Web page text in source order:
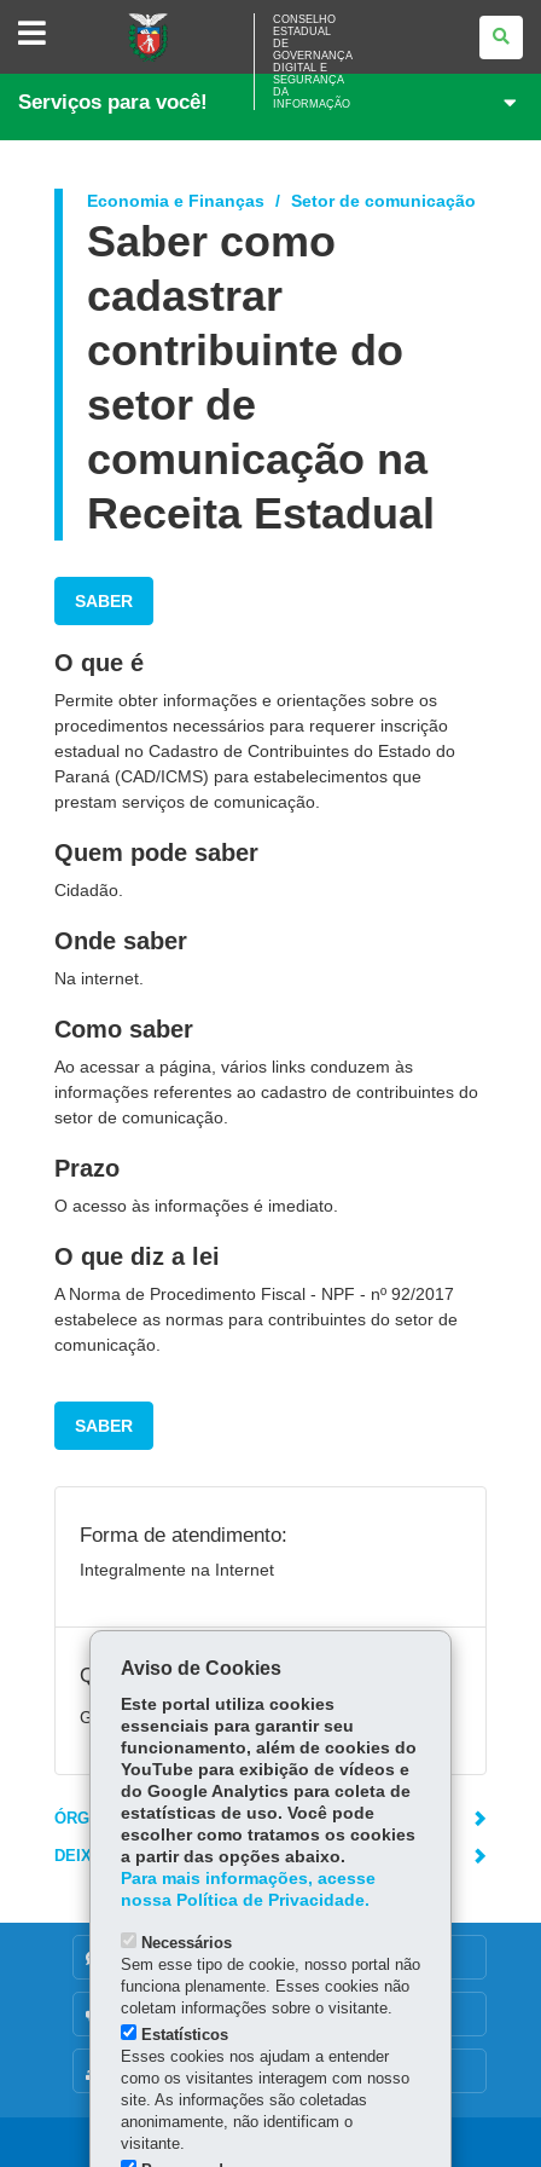
CONSELHO
ESTADUAL
GOVERNANÇA
E
DA
CONSELHO
ESTADUAL
DE
GOVERNANÇA
DIGITAL E
SEGURANÇA
DA
INFORMAÇÃO
Serviços para você!
Economia e Finanças Setor de comunicação
Saber como
cadastrar
contribuinte do
setor de
comunicação na
Receita Estadual
SABER
O que é
Permite obter informações e orientações sobre os
procedimentos necessários para requerer inscrição
estadual no Cadastro de Contribuintes do Estado do
Paraná (CAD/ICMS) para estabelecimentos que
prestam serviços de comunicação.
Quem pode saber
Cidadão.
Onde saber
Na internet.
Como saber
Ao acessar a página, vários links conduzem às
informações referentes ao cadastro de contribuintes do
setor de comunicação.
Prazo
O acesso às informações é imediato.
O que diz a lei
A Norma de Procedimento Fiscal - NPF - nº 92/2017
estabelece as normas para contribuintes do setor de
comunicação.
SABER
Forma de atendimento:
Integralmente na Internet
Quanto custa:
Gratuito.
ÓRGÃO RESPONSÁVEL
DEIXE SUA OPINIÃO
MAPA DO SITE
DENUNCIE CORRUPÇÃO
OUVIDORIA
Aviso de Cookies
Este portal utiliza cookies
essenciais para garantir seu
funcionamento, além de cookies do
YouTube para exibição de vídeos e
do Google Analytics para coleta de
estatísticas de uso. Você pode
escolher como tratamos os cookies
a partir das opções abaixo.
Para mais informações, acesse
nossa Política de Privacidade.
Necessários
Sem esse tipo de cookie, nosso portal não
funciona plenamente. Esses cookies não
coletam informações sobre o visitante.
Estatísticos
Esses cookies nos ajudam a entender
como os visitantes interagem com nosso
site. As informações são coletadas
anonimamente, não identificam o
visitante.